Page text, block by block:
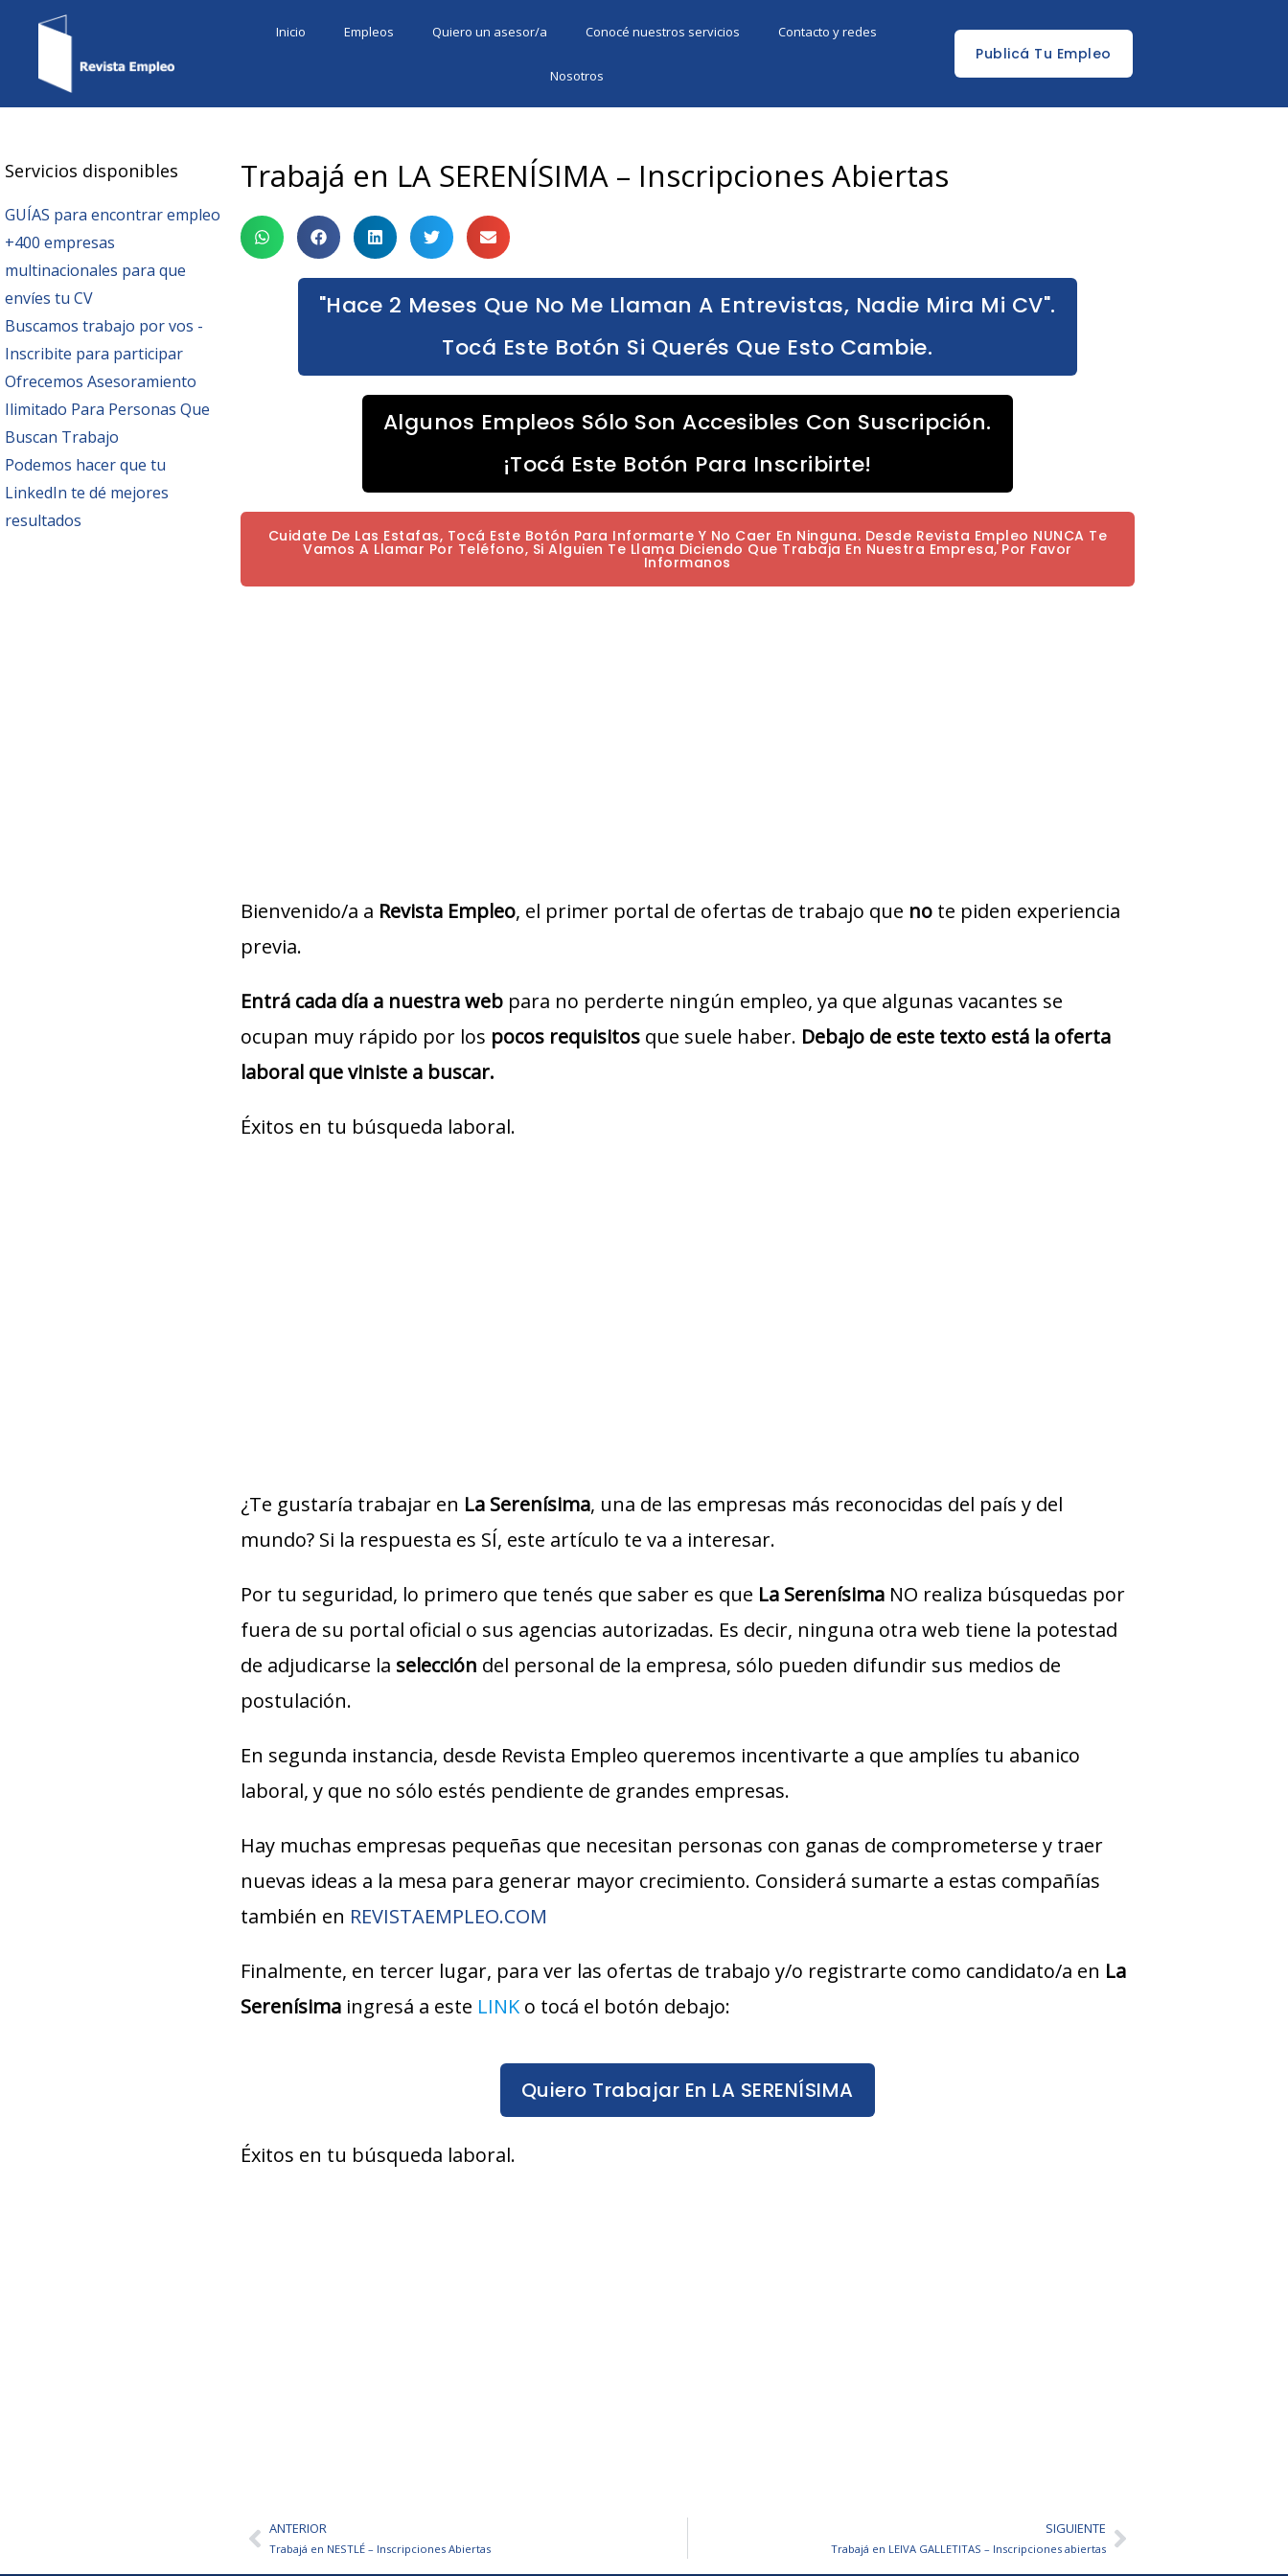
Inicio Empleos Quiero un asesor/a Conocé nuestros servicios Contacto y redes
Nosotros
Publicá Tu Empleo
Servicios disponibles
GUÍAS para encontrar empleo
+400 empresas
multinacionales para que
envíes tu CV
Buscamos trabajo por vos -
Inscribite para participar
Ofrecemos Asesoramiento
Ilimitado Para Personas Que
Buscan Trabajo
Podemos hacer que tu
LinkedIn te dé mejores
resultados
Trabajá en LA SERENÍSIMA – Inscripciones Abiertas
"Hace 2 Meses Que No Me Llaman A Entrevistas, Nadie Mira Mi CV".
Tocá Este Botón Si Querés Que Esto Cambie.
Algunos Empleos Sólo Son Accesibles Con Suscripción.
¡Tocá Este Botón Para Inscribirte!
Cuidate De Las Estafas, Tocá Este Botón Para Informarte Y No Caer En Ninguna. Desde Revista Empleo NUNCA Te
Vamos A Llamar Por Teléfono, Si Alguien Te Llama Diciendo Que Trabaja En Nuestra Empresa, Por Favor
Informanos
Bienvenido/a a Revista Empleo, el primer portal de ofertas de trabajo que note piden experiencia
previa.
Entrá cada día a nuestra web para no perderte ningún empleo, ya que algunas vacantes se
ocupan muy rápido por los pocos requisitosque suele haber. Debajo de este texto está la oferta
laboral que viniste a buscar.
Éxitos en tu búsqueda laboral.
¿Te gustaría trabajar en La Serenísima, una de las empresas más reconocidas del país y del
mundo? Si la respuesta es SÍ, este artículo te va a interesar.
Por tu seguridad, lo primero que tenés que saber es que La SerenísimaNO realiza búsquedas por
fuera de su portal oficial o sus agencias autorizadas. Es decir, ninguna otra web tiene la potestad
de adjudicarse la selección del personal de la empresa, sólo pueden difundir sus medios de
postulación.
En segunda instancia, desde Revista Empleo queremos incentivarte a que amplíes tu abanico
laboral, y que no sólo estés pendiente de grandes empresas.
Hay muchas empresas pequeñas que necesitan personas con ganas de comprometerse y traer
nuevas ideas a la mesa para generar mayor crecimiento. Considerá sumarte a estas compañías
también en REVISTAEMPLEO.COM
Finalmente, en tercer lugar, para ver las ofertas de trabajo y/o registrarte como candidato/a en La
Serenísimaingresá a este LINKo tocá el botón debajo:
Quiero Trabajar En LA SERENÍSIMA
Éxitos en tu búsqueda laboral.
AntANTERIOR
Trabajá en NESTLÉ – Inscripciones Abiertas
SIGUIENTE
Trabajá en LEIVA GALLETITAS – Inscripciones abiertasSiguiente